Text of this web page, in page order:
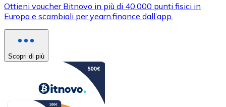
Ottieni voucher Bitnovo in più di 40.000 punti fisici in
Europa e scambiali per yearn.finance dall’app.
Scopri di più